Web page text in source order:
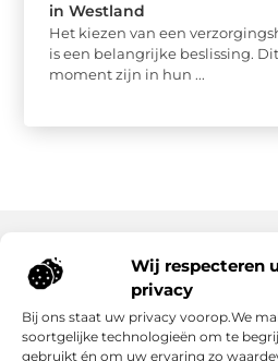
Wij respecteren
privacy
Bij ons staat uw privacy voorop.We
soortgelijke technologieën om te
gebruikt én om uw ervaring zo
in Westland
Het kiezen van een
is een belangrijke beslissing.
moment zijn in hun ...
Onze informatie